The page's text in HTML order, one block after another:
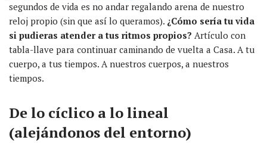
segundos de vida es no andar regalando arena de nuestro
reloj propio (sin que así lo queramos). ¿Cómo sería tu vida
si pudieras atender a tus ritmos propios? Artículo con
tabla-llave para continuar caminando de vuelta a Casa. A tu
cuerpo, a tus tiempos. A nuestros cuerpos, a nuestros
tiempos.
De lo cíclico a lo lineal
(alejándonos del entorno)